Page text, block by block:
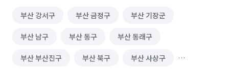
부산 강서구 부산 금정구 부산 기장군
부산 남구 부산 동구 부산 동래구
부산 부산진구 부산 북구 부산 사상구